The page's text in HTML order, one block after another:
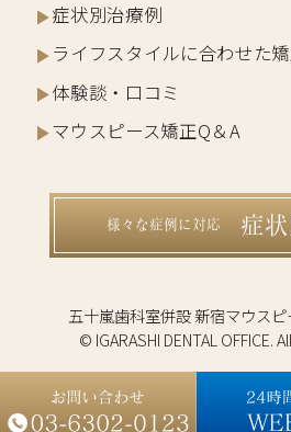
症状別治療例
ライフスタイルに合わせた
体験談・口コミ
マウスピース矯正Q＆A
様々な症例に対応 症
五十嵐歯科室併設 新宿マウス
© IGARASHI DENTAL OFFICE.